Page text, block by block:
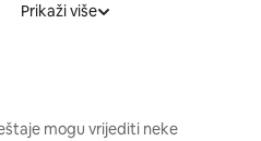
Prikaži više
mogu vrijediti neke